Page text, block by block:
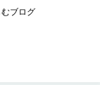
ブログ